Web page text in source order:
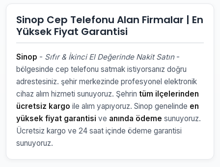
Sinop Cep Telefonu Alan Firmalar | En
Yüksek Fiyat Garantisi
Sinop - Sıfır & İkinci El Değerinde Nakit Satın-
bölgesinde cep telefonu satmak istiyorsanız doğru
adrestesiniz. şehir merkezinde profesyonel elektronik
cihaz alım hizmeti sunuyoruz. Şehrin tüm ilçelerinden
ücretsiz kargo ile alım yapıyoruz. Sinop genelinde en
yüksek fiyat garantisi ve anında ödeme sunuyoruz.
Ücretsiz kargo ve 24 saat içinde ödeme garantisi
sunuyoruz.